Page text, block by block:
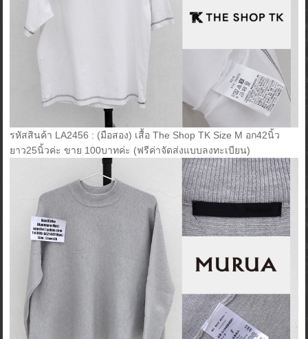
รหัสสินค้า LA2456 : (มือสอง) เสื้อ The Shop TK Size M อก42นิ้ว
ยาว25นิ้วค่ะ ขาย 100บาทค่ะ (ฟรีค่าจัดส่งแบบลงทะเบียน)